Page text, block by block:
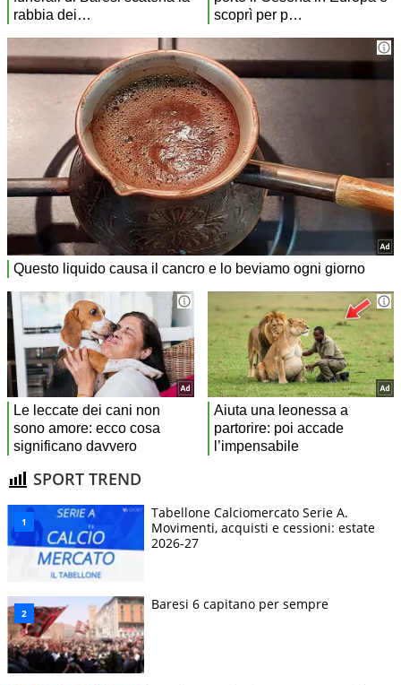
SPORT TREND
Tabellone Calciomercato Serie A.
Movimenti, acquisti e cessioni: estate
2026-27
Baresi 6 capitano per sempre